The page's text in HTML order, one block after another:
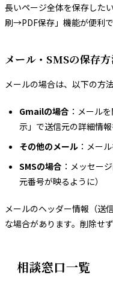
長いページ全体を保存した
刷→PDF保存」機能が便利で
メール・SMSの保存
メールの場合は、以下の方
Gmailの場合 ：メール
示」で送信元の詳細情
その他のメール ：メー
SMSの場合 ：メッセー
元番号が映るように）
メールのヘッダー情報（送
な場合があります。削除せ
相談窓口一覧